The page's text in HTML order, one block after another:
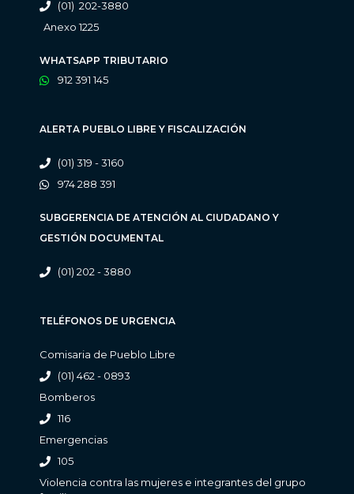
(01) 202-3880
Anexo 1225
WHATSAPP TRIBUTARIO
912 391 145
ALERTA PUEBLO LIBRE Y FISCALIZACIÓN
(01) 319 - 3160
974 288 391
SUBGERENCIA DE ATENCIÓN AL CIUDADANO Y
GESTIÓN DOCUMENTAL
(01) 202 - 3880
TELÉFONOS DE URGENCIA
Comisaria de Pueblo Libre
(01) 462 - 0893
Bomberos
116
Emergencias
105
Violencia contra las mujeres e integrantes del grupo